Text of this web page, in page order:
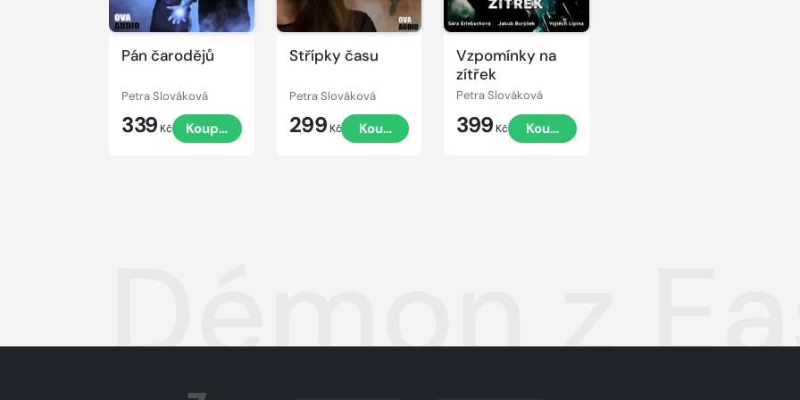
Pán čarodějů
Petra Slováková
339 Kč Koupit
Střípky času
Petra Slováková
299 Kč Koupit
Vzpomínky na
zítřek
Petra Slováková
399 Kč Koupit
Démon z